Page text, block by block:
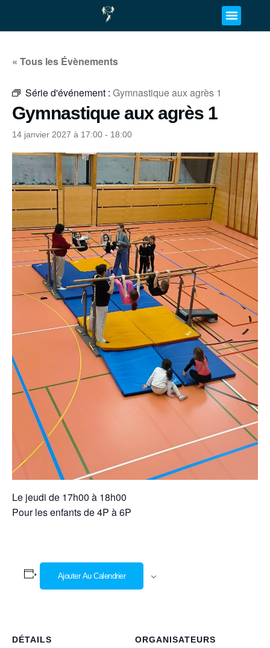
« Tous les Évènements
Série d'événement : Gymnastique aux agrès 1
Gymnastique aux agrès 1
14 janvier 2027 à 17:00 - 18:00
Le jeudi de 17h00 à 18h00
Pour les enfants de 4P à 6P
Ajouter Au Calendrier
DÉTAILS ORGANISATEURS